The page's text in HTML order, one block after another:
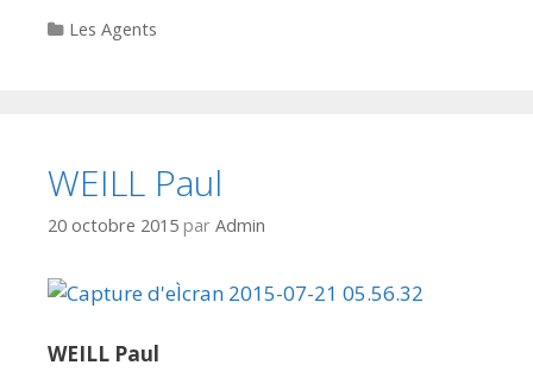
Categories
Les Agents
WEILL Paul
20 octobre 2015 par Admin
WEILL Paul